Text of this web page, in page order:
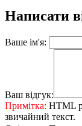
Написати
Ваше ім'я:
Ваш відгук:
Примітка: HTML
звичайний текст.